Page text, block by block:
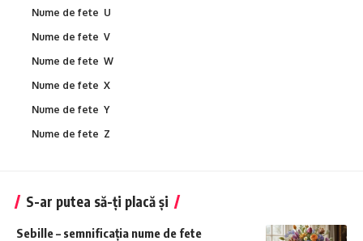
Nume de fete U
Nume de fete V
Nume de fete W
Nume de fete X
Nume de fete Y
Nume de fete Z
S-ar putea să-ți placă și
Sebille – semnificația nume de fete